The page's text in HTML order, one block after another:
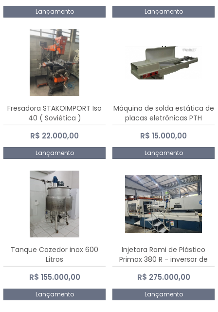
Lançamento Lançamento
Fresadora STAKOIMPORT Iso
40 ( Soviética )
R$ 22.000,00
Lançamento
Máquina de solda estática de
placas eletrônicas PTH
DIALSAT
R$ 15.000,00
Lançamento
Tanque Cozedor inox 600
Litros
R$ 155.000,00
Lançamento
Injetora Romi de Plástico
Primax 380 R - inversor de
frequência NR 12 - 2008
R$ 275.000,00
Lançamento